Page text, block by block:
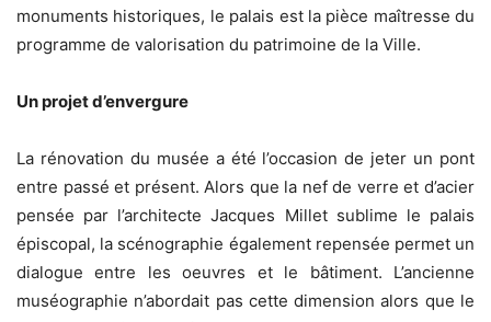
monuments historiques, le palais est la pièce maîtresse du
programme de valorisation du patrimoine de la Ville.
Un projet d’envergure
La rénovation du musée a été l’occasion de jeter un pont
entre passé et présent. Alors que la nef de verre et d’acier
pensée par l’architecte Jacques Millet sublime le palais
épiscopal, la scénographie également repensée permet un
dialogue entre les oeuvres et le bâtiment. L’ancienne
muséographie n’abordait pas cette dimension alors que le